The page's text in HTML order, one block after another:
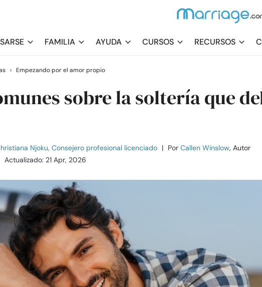
FAMILIA AYUDA CURSOS RECURSOS
› Empezando por el amor propio
sobre la soltería que
Njoku, Consejero profesional licenciado | Por Callen Winslow, Autor
Actualizado: 21 Apr, 2026